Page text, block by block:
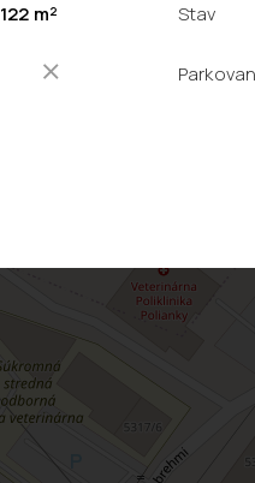
122 m² Stav